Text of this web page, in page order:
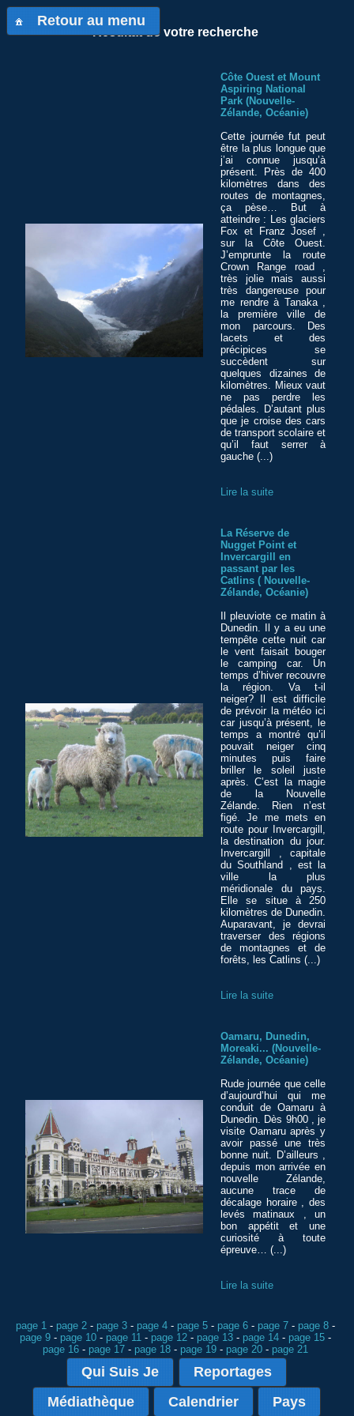
Retour au menu
Résultat de votre recherche
Côte Ouest et Mount
Aspiring National
Park (Nouvelle-
Zélande, Océanie)
Cette journée fut peut
être la plus longue que
j’ai connue jusqu’à
présent. Près de 400
kilomètres dans des
routes de montagnes,
ça pèse… But à
atteindre : Les glaciers
Fox et Franz Josef ,
sur la Côte Ouest.
J’emprunte la route
Crown Range road ,
très jolie mais aussi
très dangereuse pour
me rendre à Tanaka ,
la première ville de
mon parcours. Des
lacets et des
précipices se
succèdent sur
quelques dizaines de
kilomètres. Mieux vaut
ne pas perdre les
pédales. D’autant plus
que je croise des cars
de transport scolaire et
qu’il faut serrer à
gauche (...)
Lire la suite
La Réserve de
Nugget Point et
Invercargill en
passant par les
Catlins ( Nouvelle-
Zélande, Océanie)
Il pleuviote ce matin à
Dunedin. Il y a eu une
tempête cette nuit car
le vent faisait bouger
le camping car. Un
temps d’hiver recouvre
la région. Va t-il
neiger? Il est difficile
de prévoir la météo ici
car jusqu’à présent, le
temps a montré qu’il
pouvait neiger cinq
minutes puis faire
briller le soleil juste
après. C’est la magie
de la Nouvelle
Zélande. Rien n’est
figé. Je me mets en
route pour Invercargill,
la destination du jour.
Invercargill , capitale
du Southland , est la
ville la plus
méridionale du pays.
Elle se situe à 250
kilomètres de Dunedin.
Auparavant, je devrai
traverser des régions
de montagnes et de
forêts, les Catlins (...)
Lire la suite
Oamaru, Dunedin,
Moreaki... (Nouvelle-
Zélande, Océanie)
Rude journée que celle
d’aujourd’hui qui me
conduit de Oamaru à
Dunedin. Dès 9h00 , je
visite Oamaru après y
avoir passé une très
bonne nuit. D’ailleurs ,
depuis mon arrivée en
nouvelle Zélande,
aucune trace de
décalage horaire , des
levés matinaux , un
bon appétit et une
curiosité à toute
épreuve… (...)
Lire la suite
page 1 - page 2 - page 3 - page 4 - page 5 - page 6 - page 7 - page 8 -
page 9 - page 10 - page 11 - page 12 - page 13 - page 14 - page 15 -
page 16 - page 17 - page 18 - page 19 - page 20 - page 21
Qui Suis Je
Reportages
Médiathèque
Calendrier Pays